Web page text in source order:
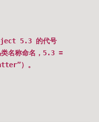
5.3 的代号
名称命名，5.3 =
）。